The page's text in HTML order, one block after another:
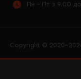
Пн - Пт з 9.00
Copyright ©